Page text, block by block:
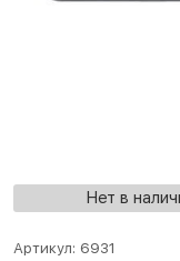
Нет в
Артикул: 6931